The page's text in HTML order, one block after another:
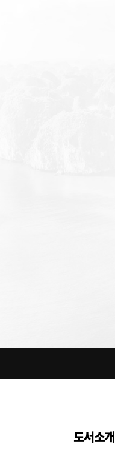
도서소개